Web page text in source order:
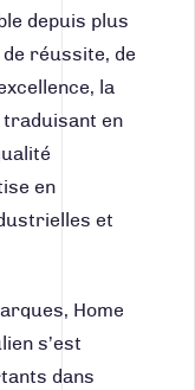
depuis plus
de réussite, de
la
traduisant en
en
et
Home
s’est
dans